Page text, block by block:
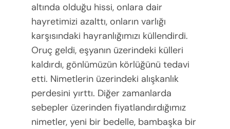
altında olduğu hissi, onlara dair
hayretimizi azalttı, onların varlığı
karşısındaki hayranlığımızı küllendirdi.
Oruç geldi, eşyanın üzerindeki külleri
kaldırdı, gönlümüzün körlüğünü tedavi
etti. Nimetlerin üzerindeki alışkanlık
perdesini yırttı. Diğer zamanlarda
sebepler üzerinden fiyatlandırdığımız
nimetler, yeni bir bedelle, bambaşka bir